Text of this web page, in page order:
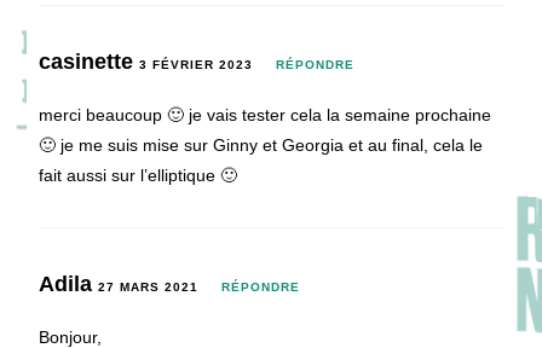
casinette3 FÉVRIER 2023 RÉPONDRE
merci beaucoup 🙂 je vais tester cela la semaine prochaine
🙂 je me suis mise sur Ginny et Georgia et au final, cela le
fait aussi sur l’elliptique 🙂
Adila27 MARS 2021 RÉPONDRE
Bonjour,